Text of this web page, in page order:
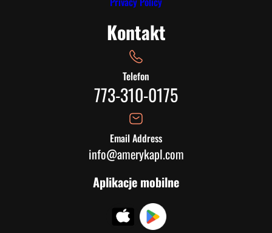
Kontakt
Telefon
773-310-0175
Email Address
info@amerykapl.com
Aplikacje mobilne